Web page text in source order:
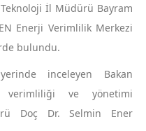
İl Müdürü Bayram
Enerji Verimlilik Merkezi
bulundu.
inceleyen Bakan
verimliliği ve yönetimi
Doç Dr. Selmin Ener